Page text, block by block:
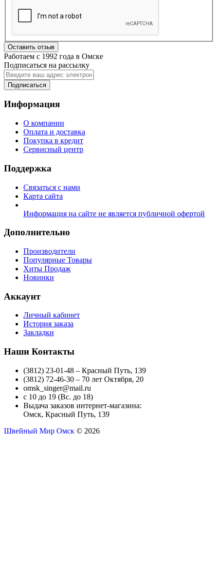
Оставить отзыв
Работаем с 1992 года в Омске
Подписаться на рассылку
Подписаться
Информация
О компании
Оплата и доставка
Покупка в кредит
Сервисный центр
Поддержка
Связаться с нами
Карта сайта
Информация на сайте не является публичной офертой
Дополнительно
Производители
Популярные Товары
Хиты Продаж
Новинки
Аккаунт
Личный кабинет
История заказа
Закладки
Наши Контакты
(3812) 23-01-48 – Красный Путь, 139
(3812) 72-46-30 – 70 лет Октября, 20
omsk_singer@mail.ru
с 10 до 19 (Вс. до 18)
Выдача заказов интернет-магазина:
Омск, Красный Путь, 139
Швейный Мир Омск © 2026